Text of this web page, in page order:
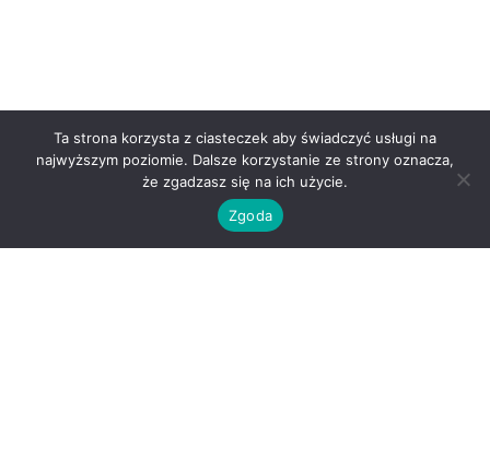
Ta strona korzysta z ciasteczek aby świadczyć usługi na
najwyższym poziomie. Dalsze korzystanie ze strony oznacza,
że zgadzasz się na ich użycie.
Zgoda